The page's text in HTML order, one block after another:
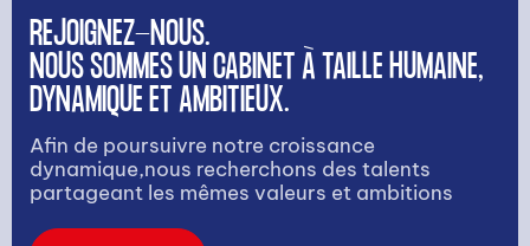
REJOIGNEZ-NOUS.
NOUS SOMMES UN CABINET À TAILLE HUMAINE,
DYNAMIQUE ET AMBITIEUX.
Afin de poursuivre notre croissance
dynamique,nous recherchons des talents
partageant les mêmes valeurs et ambitions